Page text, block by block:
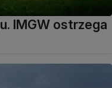
IMGW ostrzega